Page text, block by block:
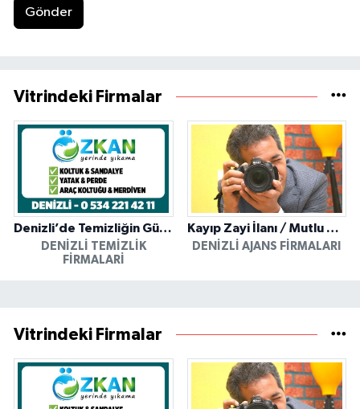
Gönder
Vitrindeki Firmalar
Denizli’de Temizliğin Güvenilir Adresi: Özkan Yerinde Yıkama
DENIZLI TEMIZLIK
FIRMALARI
Kayıp Zayi İlanı / Mutlu Ajans / Denizli
DENIZLI AJANS FIRMALARI
Vitrindeki Firmalar